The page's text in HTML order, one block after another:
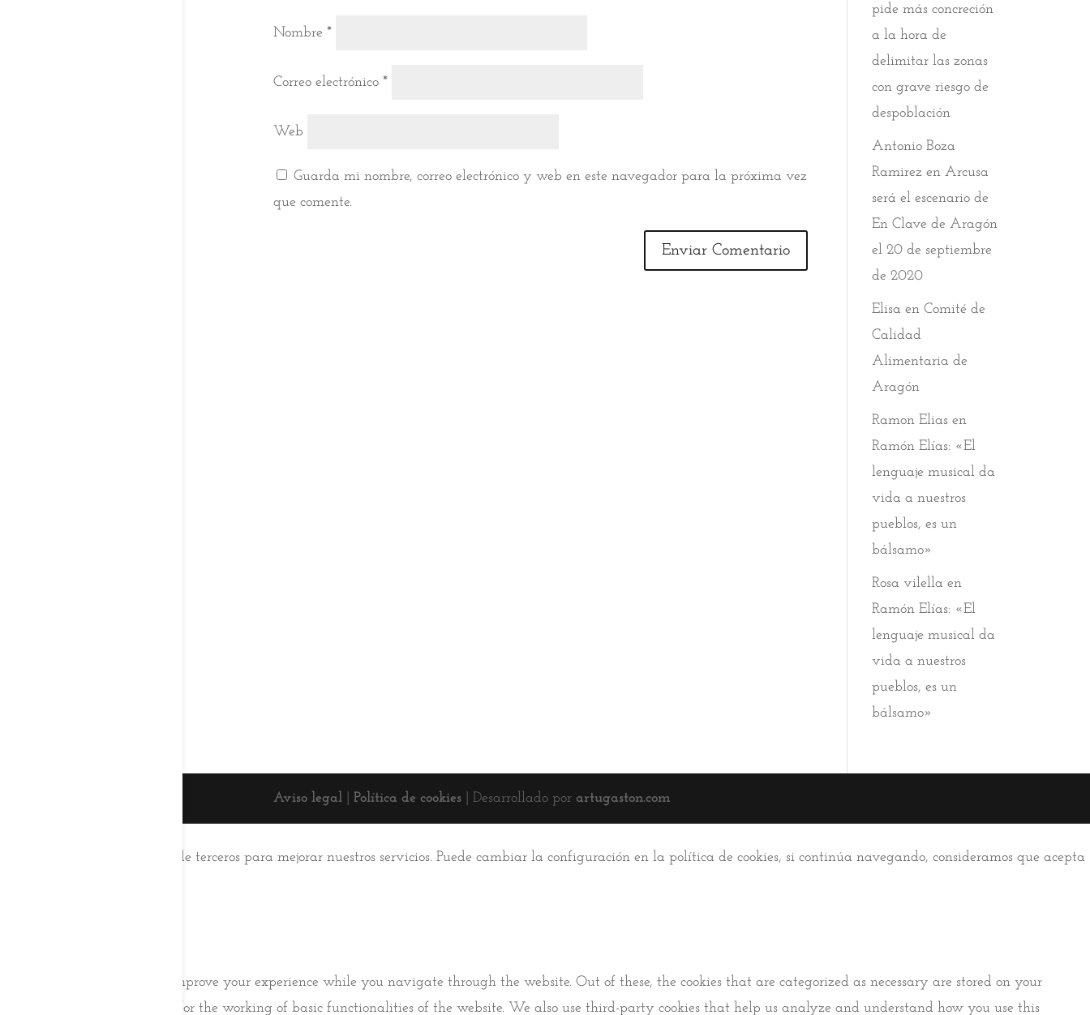
Nombre *
Correo electrónico *
Web
Guarda mi nombre, correo electrónico y web en este navegador para la próxima vez
que comente.
pide más concreción
a la hora de
delimitar las zonas
con grave riesgo de
despoblación
Antonio Boza
Ramirez enArcusa
será el escenario de
En Clave de Aragón
el 20 de septiembre
de 2020
Elisa enComité de
Calidad
Alimentaria de
Aragón
Ramon Elias en
Ramón Elías: «El
lenguaje musical da
vida a nuestros
pueblos, es un
bálsamo»
Rosa vilella en
Ramón Elías: «El
lenguaje musical da
vida a nuestros
pueblos, es un
bálsamo»
Aviso legal| Política de cookies| Desarrollado por artugaston.com
Utilizamos cookies propias y de terceros para mejorar nuestros servicios. Puede cambiar la configuración en la política de cookies, si continúa navegando, consideramos que acepta
This website uses cookies to improve your experience while you navigate through the website. Out of these, the cookies that are categorized as necessary are stored on your
browser as they are essential for the working of basic functionalities of the website. We also use third-party cookies that help us analyze and understand how you use this